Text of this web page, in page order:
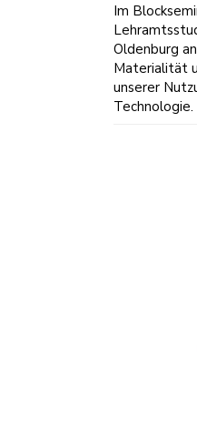
Im
Oldenburg
Materialität
unserer
Technologie.